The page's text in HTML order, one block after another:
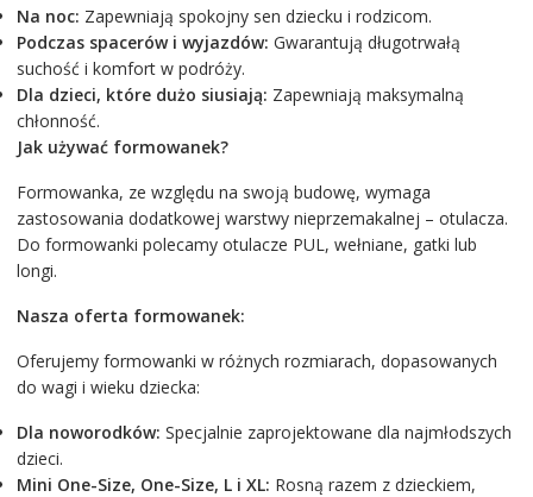
Na noc: Zapewniają spokojny sen dziecku i rodzicom.
Podczas spacerów i wyjazdów: Gwarantują długotrwałą
suchość i komfort w podróży.
Dla dzieci, które dużo siusiają: Zapewniają maksymalną
chłonność.
Jak używać formowanek?
Formowanka, ze względu na swoją budowę, wymaga
zastosowania dodatkowej warstwy nieprzemakalnej – otulacza.
Do formowanki polecamy otulacze PUL, wełniane, gatki lub
longi.
Nasza oferta formowanek:
Oferujemy formowanki w różnych rozmiarach, dopasowanych
do wagi i wieku dziecka:
Dla noworodków: Specjalnie zaprojektowane dla najmłodszych
dzieci.
Mini One-Size, One-Size, L i XL: Rosną razem z dzieckiem,